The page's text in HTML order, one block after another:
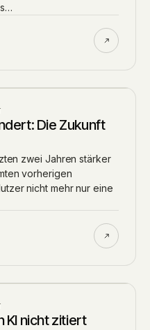
Die Zukunft
zwei Jahren stärker
vorherigen
nicht mehr nur eine
KI nicht zitiert